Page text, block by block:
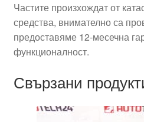
Частите произхождат от
средства, внимателно са
предоставяме 12-месечна
функционалност.
Свързани